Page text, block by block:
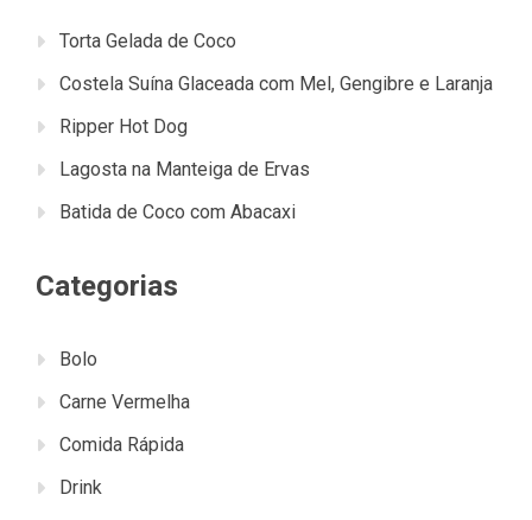
Torta Gelada de Coco
Costela Suína Glaceada com Mel, Gengibre e Laranja
Ripper Hot Dog
Lagosta na Manteiga de Ervas
Batida de Coco com Abacaxi
Categorias
Bolo
Carne Vermelha
Comida Rápida
Drink